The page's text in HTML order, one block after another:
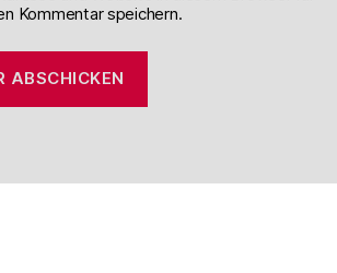
Kommentar speichern.